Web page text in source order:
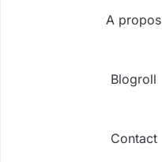
A propos
Blogroll
Contact